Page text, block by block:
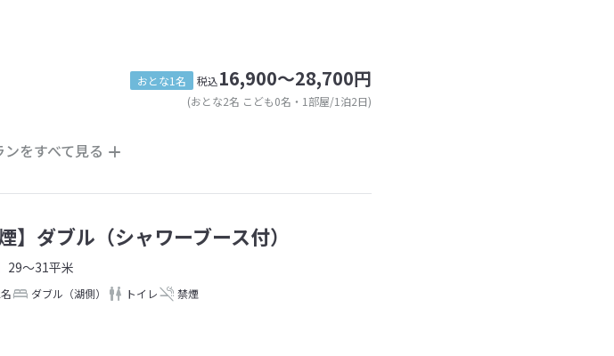
おとな1名 税込16,900～28,700円
(おとな2名 こども0名・1部屋/1泊2日)
をすべて見る
煙】ダブル（シャワーブース付）
29～31平米
ダブル（湖側） トイレ 禁煙